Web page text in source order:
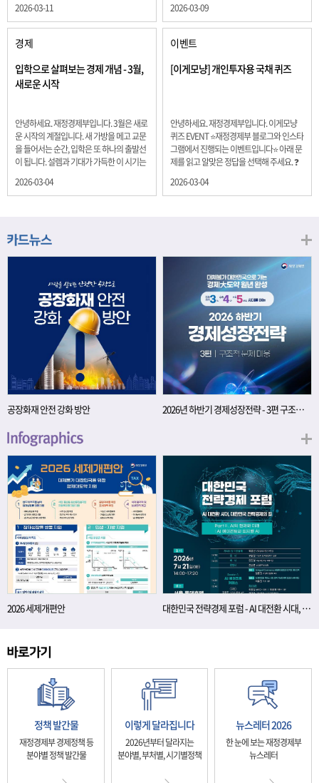
5년물 600억원, 10년물 900억원, 20년물
300억원입니다. 그렇다면 3월 개인투자용
국채의 총 발행 예정 금액은 얼마일까요??
보기 ① 1,600억원 ② 1,700억원 ③ 1,800
억원 ④ 2,000억원 정답 : 1,800억원 참여해
주신 모든 분들 감사합니다! 당첨자분들에
게는 지난 이벤트 블로그 게시글에 비밀댓
전달드립니다.
2026-03-11
료품과 에너지를 제외하고 추세적 흐름을
보여주는 근원물가는 2.3% 상승 향후 지정
학적 요인, 기상여건 등 불확실성이 있는 만
큼, 정부는 체감물가 안정을 위해 총력을 다
할 계획입니다. 특히, 최근 중동 상황으로 국
제유가 변동성이 확대된 만큼, 석유류 가격･
다.
2026-03-09
경제
입학으로 살펴보는 경제 개념 - 3월,
새로운 시작
안녕하세요. 재정경제부입니다. 3월은 새로
운 시작의 계절입니다. 새 가방을 메고 교문
을 들어서는 순간, 입학은 또 하나의 출발선
이 됩니다. 설렘과 기대가 가득한 이 시기는
래를 준비하는 첫 걸음이기도 합니다. 입학
니다. 배움이 쌓이는 시간, 인적자본 학교에
지식, 친구들과의 협업, 다양한 활동 속에서
얻는 문제 해결 경험은 모두 개인의 역량으
로 축적됩니다. 경제학에서는 이.......
2026-03-04
이벤트
[이게모냥] 개인투자용 국채 퀴즈
안녕하세요. 재정경제부입니다. 이게모냥
퀴즈 EVENT ⭐재정경제부 블로그와 인스타
그램에서 진행되는 이벤트입니다⭐ 아래 문
제를 읽고 알맞은 정답을 선택해 주세요. ❓
을 보이고 있는 개인투자용 국채를 3월에는
20년물 300억원입니다. 그렇다면 3월 개인
까요?? 보기 ① 1,600억원 ② 1,700억원 ③
1,800억원 ④ 2,000억원 이벤트 안내 응모
기간: 2026년 3월 4일(수) ~ 3월 9일(월) 경
품: 커피쿠폰 (60명) 참여.......
2026-03-04
공장화재 안전 강화 방안 2026년 하반기 경제성장전략 - 3편 구조적 문제 대응
2026 세제개편안 대한민국 전략경제 포럼 - AI 대전환 시대, 대한민국 전략경제의 길
정책 발간물
재정경제부 경제정책 등
분야별 정책 발간물
이렇게 달라집니다
2026년부터 달라지는
분야별, 부처별, 시기별정책
뉴스레터 2026
한 눈에 보는 재정경제부
뉴스레터